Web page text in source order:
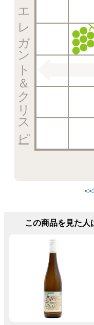
エレガント＆クリスピー
この商品を見た人